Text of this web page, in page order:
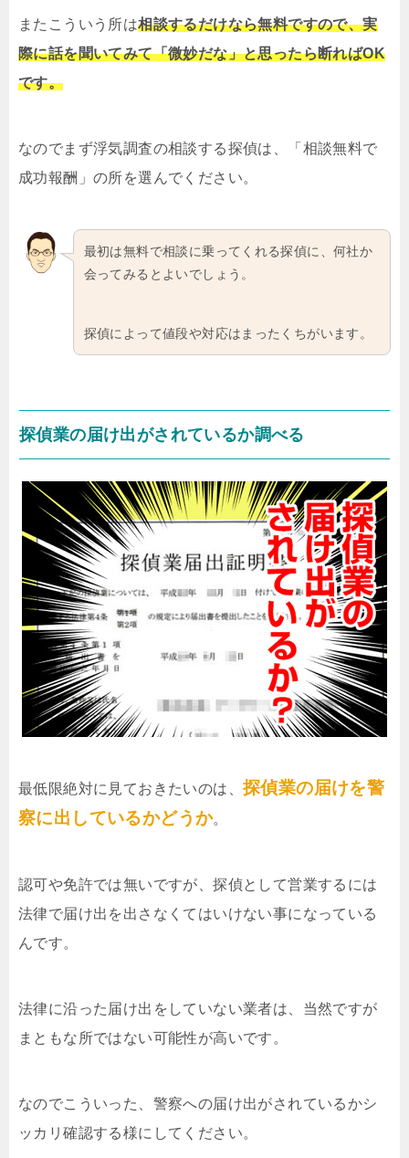
またこういう所は相談するだけなら無料ですので、実
際に話を聞いてみて「微妙だな」と思ったら断ればOK
です。
なのでまず浮気調査の相談する探偵は、「相談無料で
成功報酬」の所を選んでください。
最初は無料で相談に乗ってくれる探偵に、何社か
会ってみるとよいでしょう。
探偵によって値段や対応はまったくちがいます。
探偵業の届け出がされているか調べる
最低限絶対に見ておきたいのは、 探偵業の届けを警
察に出しているかどうか。
認可や免許では無いですが、探偵として営業するには
法律で届け出を出さなくてはいけない事になっている
んです。
法律に沿った届け出をしていない業者は、当然ですが
まともな所ではない可能性が高いです。
なのでこういった、警察への届け出がされているかシ
ッカリ確認する様にしてください。